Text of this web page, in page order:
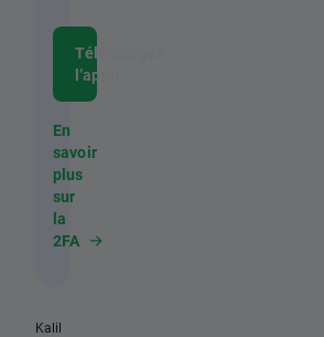
Télécharger
l’appli
En
savoir
plus
sur
la
2FA
Kalil